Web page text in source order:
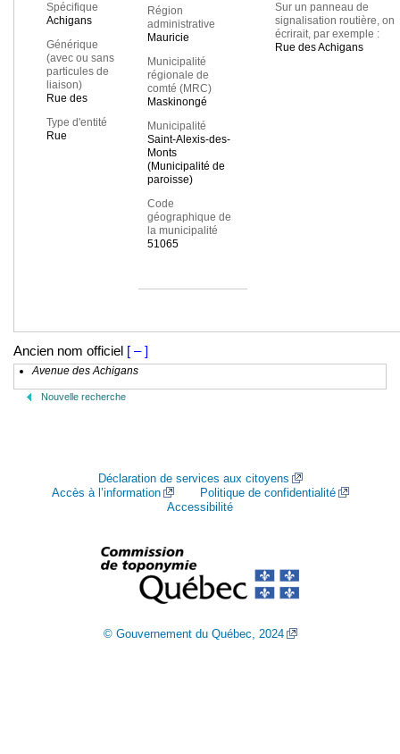
Spécifique
Achigans
Générique
(avec ou sans
particules de
liaison)
Rue des
Type d'entité
Rue
Région
administrative
Mauricie
Municipalité
régionale de
comté (MRC)
Maskinongé
Municipalité
Saint-Alexis-des-
Monts
(Municipalité de
paroisse)
Code
géographique de
la municipalité
51065
Sur un panneau de
signalisation routière, on
écrirait, par exemple :
Rue des Achigans
Ancien nom officiel [ – ]
Avenue des Achigans
Nouvelle recherche
Déclaration de services aux citoyens
Accès à l’information
Politique de confidentialité
Accessibilité
© Gouvernement du Québec, 2024